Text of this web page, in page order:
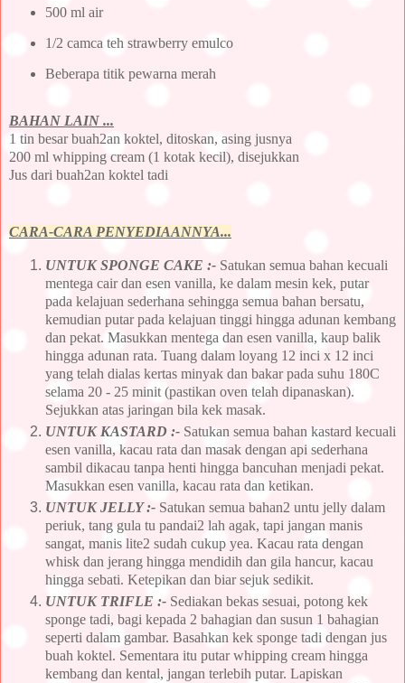
500 ml air
1/2 camca teh strawberry emulco
Beberapa titik pewarna merah
BAHAN LAIN ...
1 tin besar buah2an koktel, ditoskan, asing jusnya
200 ml whipping cream (1 kotak kecil), disejukkan
Jus dari buah2an koktel tadi
CARA-CARA PENYEDIAANNYA...
UNTUK SPONGE CAKE :- Satukan semua bahan kecuali
mentega cair dan esen vanilla, ke dalam mesin kek, putar
pada kelajuan sederhana sehingga semua bahan bersatu,
kemudian putar pada kelajuan tinggi hingga adunan kembang
dan pekat. Masukkan mentega dan esen vanilla, kaup balik
hingga adunan rata. Tuang dalam loyang 12 inci x 12 inci
yang telah dialas kertas minyak dan bakar pada suhu 180C
selama 20 - 25 minit (pastikan oven telah dipanaskan).
Sejukkan atas jaringan bila kek masak.
UNTUK KASTARD :- Satukan semua bahan kastard kecuali
esen vanilla, kacau rata dan masak dengan api sederhana
sambil dikacau tanpa henti hingga bancuhan menjadi pekat.
Masukkan esen vanilla, kacau rata dan ketikan.
UNTUK JELLY :- Satukan semua bahan2 untu jelly dalam
periuk, tang gula tu pandai2 lah agak, tapi jangan manis
sangat, manis lite2 sudah cukup yea. Kacau rata dengan
whisk dan jerang hingga mendidih dan gila hancur, kacau
hingga sebati. Ketepikan dan biar sejuk sedikit.
UNTUK TRIFLE :- Sediakan bekas sesuai, potong kek
sponge tadi, bagi kepada 2 bahagian dan susun 1 bahagian
seperti dalam gambar. Basahkan kek sponge tadi dengan jus
buah koktel. Sementara itu putar whipping cream hingga
kembang dan kental, jangan terlebih putar. Lapiskan